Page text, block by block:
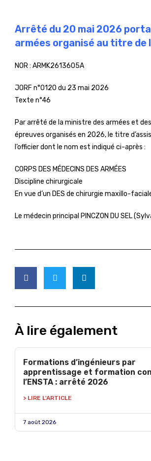
Arrêté du 20 mai 2026
armées organisé au titre de
NOR : ARMK2613605A
JORF n°0120 du 23 mai 2026
Texte n°46
Par arrêté de la ministre des armées et
épreuves organisés en 2026, le titre
l’officier dont le nom est indiqué ci-après :
CORPS DES MÉDECINS DES ARMÉES
Discipline chirurgicale
En vue d’un DES de chirurgie maxillo-
Le médecin principal PINCZON DU SEL
À lire également
Formations d’ingénieurs par
apprentissage et formation
l’ENSTA : arrêté 2026
> LIRE L'ARTICLE
7 août 2026